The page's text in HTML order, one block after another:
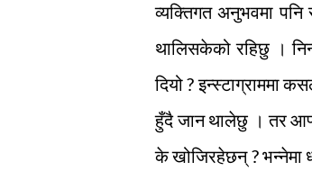
व्यक्तिगत अनुभवमा पनि
थालिसकेको रहिछु ।
दियो ? इन्स्टाग्राममा
हुँदै जान थालेछु । तर
के खोजिरहेछन् ? भन्नेमा